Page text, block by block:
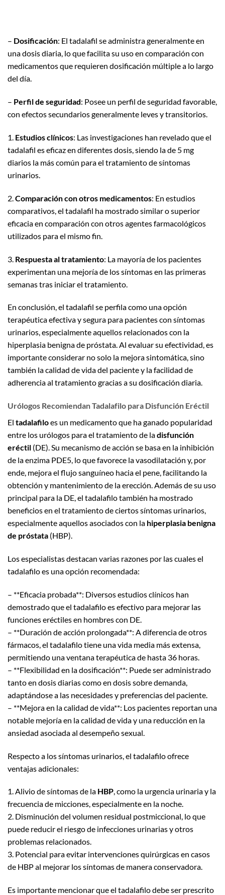
– Dosificación: El tadalafil se administra generalmente en
una dosis diaria, lo que facilita su uso en comparación con
medicamentos que requieren dosificación múltiple a lo largo
del día.
– Perfil de seguridad: Posee un perfil de seguridad favorable,
con efectos secundarios generalmente leves y transitorios.
1. Estudios clínicos: Las investigaciones han revelado que el
tadalafil es eficaz en diferentes dosis, siendo la de 5 mg
diarios la más común para el tratamiento de síntomas
urinarios.
2. Comparación con otros medicamentos: En estudios
comparativos, el tadalafil ha mostrado similar o superior
eficacia en comparación con otros agentes farmacológicos
utilizados para el mismo fin.
3. Respuesta al tratamiento: La mayoría de los pacientes
experimentan una mejoría de los síntomas en las primeras
semanas tras iniciar el tratamiento.
En conclusión, el tadalafil se perfila como una opción
terapéutica efectiva y segura para pacientes con síntomas
urinarios, especialmente aquellos relacionados con la
hiperplasia benigna de próstata. Al evaluar su efectividad, es
importante considerar no solo la mejora sintomática, sino
también la calidad de vida del paciente y la facilidad de
adherencia al tratamiento gracias a su dosificación diaria.
Urólogos Recomiendan Tadalafilo para Disfunción Eréctil
El tadalafiloes un medicamento que ha ganado popularidad
entre los urólogos para el tratamiento de ladisfunción
eréctil (DE). Su mecanismo de acción se basa en la inhibición
de la enzima PDE5, lo que favorece la vasodilatación y, por
ende, mejora el flujo sanguíneo hacia el pene, facilitando la
obtención y mantenimiento de la erección. Además de su uso
principal para la DE, el tadalafilo también ha mostrado
beneficios en el tratamiento de ciertos síntomas urinarios,
especialmente aquellos asociados con la hiperplasia benigna
de próstata (HBP).
Los especialistas destacan varias razones por las cuales el
tadalafilo es una opción recomendada:
– **Eficacia probada**: Diversos estudios clínicos han
demostrado que el tadalafilo es efectivo para mejorar las
funciones eréctiles en hombres con DE.
– **Duración de acción prolongada**: A diferencia de otros
fármacos, el tadalafilo tiene una vida media más extensa,
permitiendo una ventana terapéutica de hasta 36 horas.
– **Flexibilidad en la dosificación**: Puede ser administrado
tanto en dosis diarias como en dosis sobre demanda,
adaptándose a las necesidades y preferencias del paciente.
– **Mejora en la calidad de vida**: Los pacientes reportan una
notable mejoría en la calidad de vida y una reducción en la
ansiedad asociada al desempeño sexual.
Respecto a los síntomas urinarios, el tadalafilo ofrece
ventajas adicionales:
1. Alivio de síntomas de la HBP, como la urgencia urinaria y la
frecuencia de micciones, especialmente en la noche.
2. Disminución del volumen residual postmiccional, lo que
puede reducir el riesgo de infecciones urinarias y otros
problemas relacionados.
3. Potencial para evitar intervenciones quirúrgicas en casos
de HBP al mejorar los síntomas de manera conservadora.
Es importante mencionar que el tadalafilo debe ser prescrito